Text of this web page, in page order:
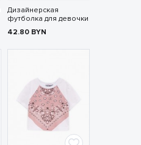
Дизайнерская
футболка для девочки
42.80 BYN